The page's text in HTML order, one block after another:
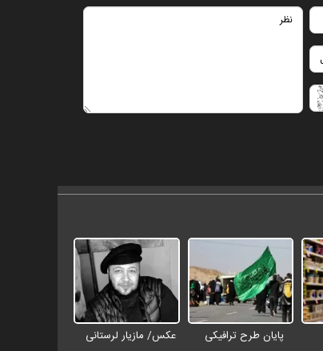
پایان طرح ترافیکی
عکس/ مازیار لرستانی